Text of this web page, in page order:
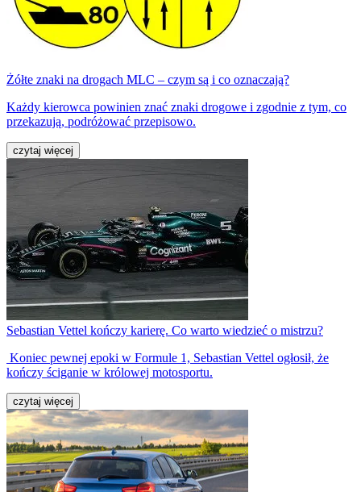
Żółte znaki na drogach MLC – czym są i co oznaczają?
Każdy kierowca powinien znać znaki drogowe i zgodnie z tym, co
przekazują, podróżować przepisowo.
czytaj więcej
Sebastian Vettel kończy karierę. Co warto wiedzieć o mistrzu?
Koniec pewnej epoki w Formule 1, Sebastian Vettel ogłosił, że
kończy ściganie w królowej motosportu.
czytaj więcej